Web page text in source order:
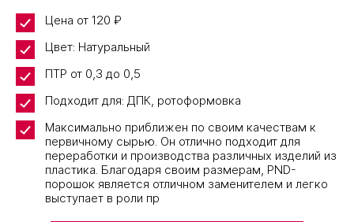
Цена от 120 ₽
Цвет: Натуральный
ПТР от 0,3 до 0,5
Подходит для: ДПК, ротоформовка
Максимально приближен по своим качествам к
первичному сырью. Он отлично подходит для
переработки и производства различных изделий из
пластика. Благодаря своим размерам, PND-
порошок является отличном заменителем и легко
выступает в роли пр